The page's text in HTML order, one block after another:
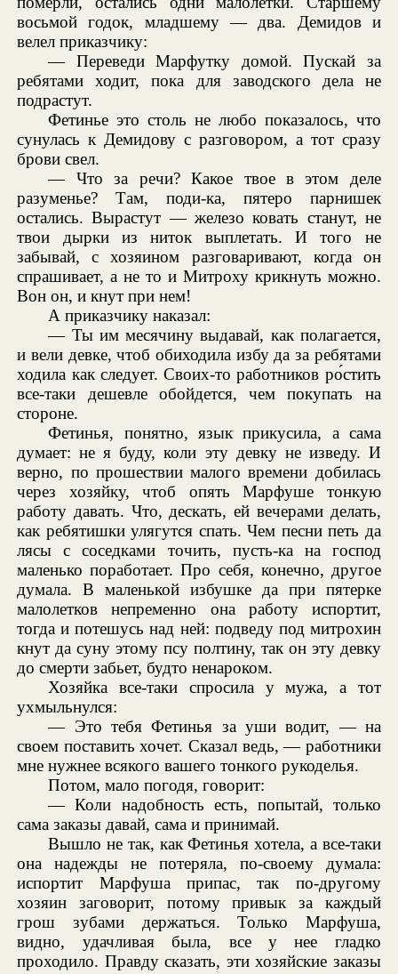
восьмой годок, младшему — два. Демидов и
велел приказчику:
— Переведи Марфутку домой. Пускай за
ребятами ходит, пока для заводского дела не
подрастут.
Фетинье это столь не любо показалось, что
сунулась к Демидову с разговором, а тот сразу
брови свел.
— Что за речи? Какое твое в этом деле
разуменье? Там, поди-ка, пятеро парнишек
остались. Вырастут — железо ковать станут, не
твои дырки из ниток выплетать. И того не
забывай, с хозяином разговаривают, когда он
спрашивает, а не то и Митроху крикнуть можно.
Вон он, и кнут при нем!
А приказчику наказал:
— Ты им месячину выдавай, как полагается,
и вели девке, чтоб обиходила избу да за ребятами
ходила как следует. Своих-то работников ро́стить
все-таки дешевле обойдется, чем покупать на
стороне.
Фетинья, понятно, язык прикусила, а сама
думает: не я буду, коли эту девку не изведу. И
верно, по прошествии малого времени добилась
через хозяйку, чтоб опять Марфуше тонкую
работу давать. Что, дескать, ей вечерами делать,
как ребятишки улягутся спать. Чем песни петь да
лясы с соседками точить, пусть-ка на господ
маленько поработает. Про себя, конечно, другое
думала. В маленькой избушке да при пятерке
малолетков непременно она работу испортит,
тогда и потешусь над ней: подведу под митрохин
кнут да суну этому псу полтину, так он эту девку
до смерти забьет, будто ненароком.
Хозяйка все-таки спросила у мужа, а тот
ухмыльнулся:
— Это тебя Фетинья за уши водит, — на
своем поставить хочет. Сказал ведь, — работники
мне нужнее всякого вашего тонкого рукоделья.
Потом, мало погодя, говорит:
— Коли надобность есть, попытай, только
сама заказы давай, сама и принимай.
Вышло не так, как Фетинья хотела, а все-таки
она надежды не потеряла, по-своему думала:
испортит Марфуша припас, так по-другому
хозяин заговорит, потому привык за каждый
грош зубами держаться. Только Марфуша,
видно, удачливая была, все у нее гладко
проходило. Правду сказать, эти хозяйские заказы